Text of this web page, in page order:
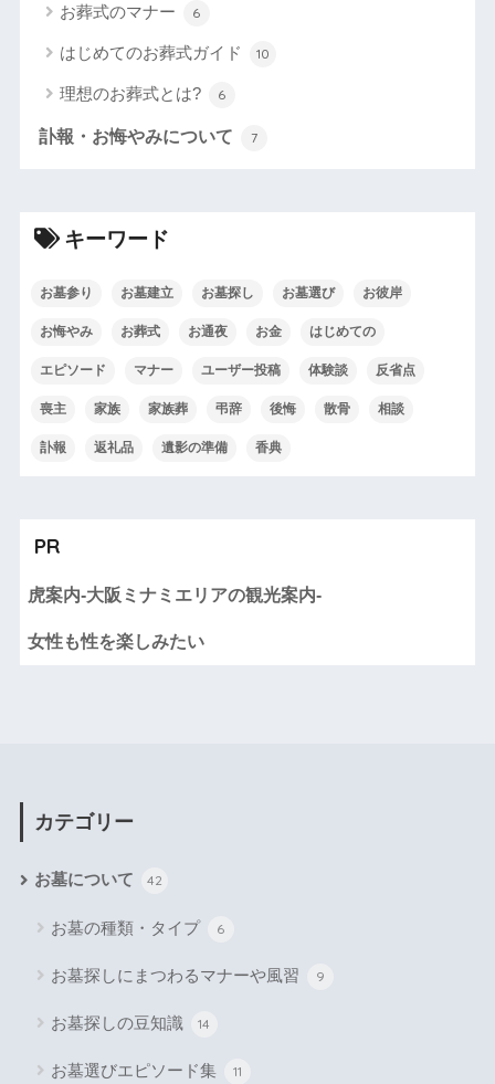
お葬式のマナー 6
はじめてのお葬式ガイド 10
理想のお葬式とは? 6
訃報・お悔やみについて 7
キーワード
お墓参り お墓建立 お墓探し お墓選び お彼岸
お悔やみ お葬式 お通夜 お金 はじめての
エピソード マナー ユーザー投稿 体験談 反省点
喪主 家族 家族葬 弔辞 後悔 散骨 相談
訃報 返礼品 遺影の準備 香典
PR
虎案内-大阪ミナミエリアの観光案内-
女性も性を楽しみたい
カテゴリー
お墓について 42
お墓の種類・タイプ 6
お墓探しにまつわるマナーや風習 9
お墓探しの豆知識 14
お墓選びエピソード集 11